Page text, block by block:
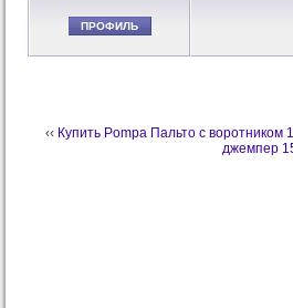
ПРОФИЛЬ
‹‹ Купить Pompa Пальто с
джемпер